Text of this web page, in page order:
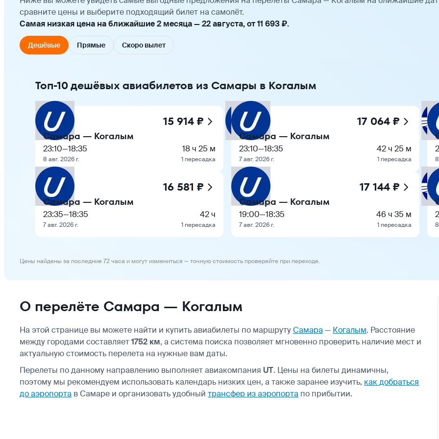
сравните цены и выберите подходящий билет на самолёт.
Самая низкая цена на ближайшие 2 месяца — 22 августа, от 11 693 ₽.
Дешёвые Прямые Скоро вылет
Топ-10 дешёвых авиабилетов из Самары в Когалым
15 914 ₽
Самара — Когалым
23:10—18:35
8 авг. 2026 г.
18 ч 25 м
1 пересадка
16 581 ₽
Самара — Когалым
23:35—18:35
7 авг. 2026 г.
42 ч
1 пересадка
17 064 ₽
Самара — Когалым
23:10—18:35
7 авг. 2026 г.
42 ч 25 м
1 пересадка
17 144 ₽
Самара — Когалым
19:00—18:35
7 авг. 2026 г.
46 ч 35 м
1 пересадка
Цены найдены за последние 72 часа и могут измениться — точную стоимость проверяйте при переходе.
О перелёте Самара — Когалым
На этой странице вы можете найти и купить авиабилеты по маршрутуСамара — Когалым. Расстояние
между городами составляет1752 км, а система поиска позволяет мгновенно проверить наличие мест и
актуальную стоимость перелета на нужные вам даты.
Перелеты по данному направлению выполняет авиакомпания UT. Цены на билеты динамичны,
поэтому мы рекомендуем использовать календарь низких цен, а также заранее изучить, как добраться
до аэропорта в Самаре и организовать удобный трансфер из аэропорта по прибытии.